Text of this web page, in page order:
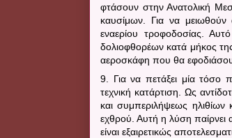
φτάσουν στην Ανατολική
καυσίμων. Για να
εναερίου τροφοδοσίας.
δολιοφθορέων κατά μήκος
αεροσκάφη που θα
9. Για να πετάξει μία τόσο
τεχνική κατάρτιση. Ως
και συμπεριλήψεως ηλιθίων
εχθρού. Αυτή η λύση παίρνει
είναι εξαιρετικώς